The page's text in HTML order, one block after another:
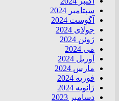
سپتامبر 2024
آگوست 2024
جولای 2024
ژوئن 2024
می 2024
آوریل 2024
مارس 2024
فوریه 2024
ژانویه 2024
دسامبر 2023